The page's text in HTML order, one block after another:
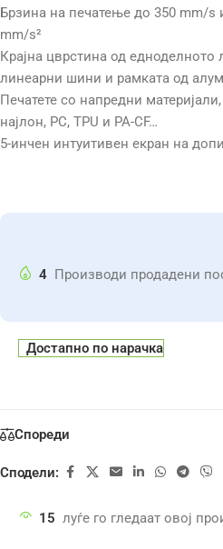
Брзина на печатење до 350 mm/s
mm/s²
Крајна цврстина од
линеарни шини и рамката од
Печатете со напредни
најлон, PC, TPU и PA-CF…
5-инчен интуитивен екран на
4 Производи продадени
Достапно по нарачка
Спореди
Сподели:
15 луѓе го гледаат овој